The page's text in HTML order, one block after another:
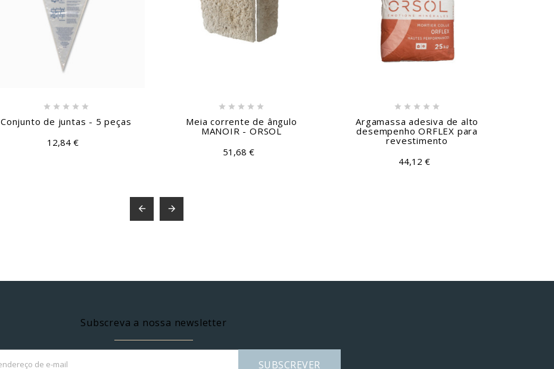
    
Conjunto de juntas - 5 peças
12,84 €
    
Meia corrente de ângulo
MANOIR - ORSOL
51,68 €
    
Argamassa adesiva de alto
desempenho ORFLEX para
revestimento
44,12 €
 
Subscreva a nossa newsletter
SUBSCREVER